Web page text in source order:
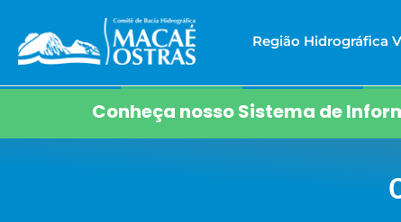
Região Hidrográfica
Conheça nosso Sistema de